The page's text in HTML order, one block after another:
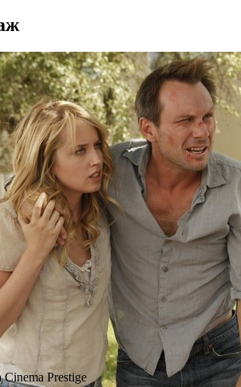
Prestige